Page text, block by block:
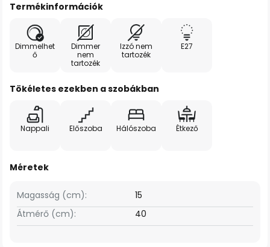
Termékinformációk
Dimmelhet
ő
Dimmer
nem
tartozék
Izzó nem
tartozék
E27
Tökéletes ezekben a szobákban
Nappali Előszoba Hálószoba Étkező
Méretek
Magasság (cm):
15
Átmérő (cm):
40